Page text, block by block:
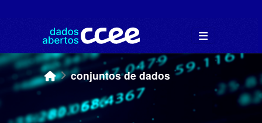
conjuntos de dados